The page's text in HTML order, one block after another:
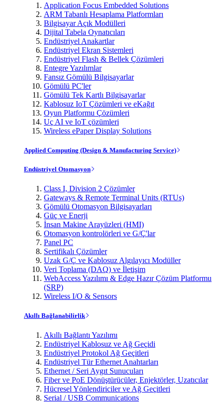
Application Focus Embedded Solutions
ARM Tabanlı Hesaplama Platformları
Bilgisayar Açık Modülleri
Dijital Tabela Oynatıcıları
Endüstriyel Anakartlar
Endüstriyel Ekran Sistemleri
Endüstriyel Flash & Bellek Çözümleri
Entegre Yazılımlar
Fansız Gömülü Bilgisayarlar
Gömülü PC'ler
Gömülü Tek Kartlı Bilgisayarlar
Kablosuz IoT Çözümleri ve eKağıt
Oyun Platformu Çözümleri
Uç AI ve IoT çözümleri
Wireless ePaper Display Solutions
Applied Computing (Design & Manufacturing Service)
Endüstriyel Otomasyon
Class I, Division 2 Çözümler
Gateways & Remote Terminal Units (RTUs)
Gömülü Otomasyon Bilgisayarları
Güç ve Enerji
İnsan Makine Arayüzleri (HMI)
Otomasyon kontrolörleri ve G/Ç'lar
Panel PC
Sertifikalı Çözümler
Uzak G/Ç ve Kablosuz Algılayıcı Modüller
Veri Toplama (DAQ) ve İletişim
WebAccess Yazılımı & Edge Hazır Çözüm Platformu
(SRP)
Wireless I/O & Sensors
Akıllı Bağlanabilirlik
Akıllı Bağlantı Yazılımı
Endüstriyel Kablosuz ve Ağ Geçidi
Endüstriyel Protokol Ağ Geçitleri
Endüstriyel Tür Ethernet Anahtarları
Ethernet / Seri Aygıt Sunucuları
Fiber ve PoE Dönüştürücüler, Enjektörler, Uzatıcılar
Hücresel Yönlendiriciler ve Ağ Geçitleri
Serial / USB Communications